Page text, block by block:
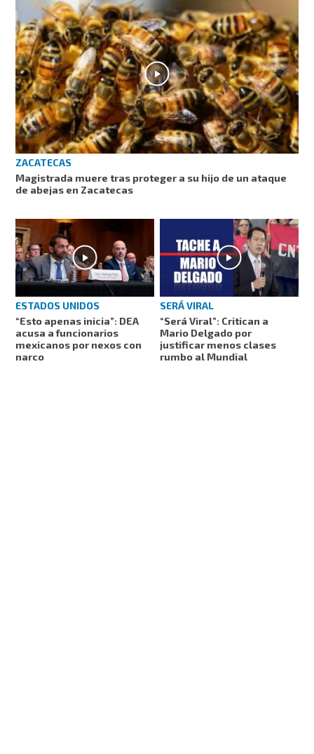
ZACATECAS
Magistrada muere tras proteger a su hijo de un ataque
de abejas en Zacatecas
ESTADOS UNIDOS
“Esto apenas inicia”: DEA
acusa a funcionarios
mexicanos por nexos con
narco
SERÁ VIRAL
“Será Viral”: Critican a
Mario Delgado por
justificar menos clases
rumbo al Mundial